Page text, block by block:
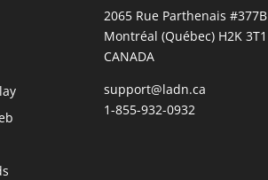
2065 Rue Parthenais #377B
Montréal (Québec) H2K 3T1
CANADA
support@ladn.ca
1-855-932-0932